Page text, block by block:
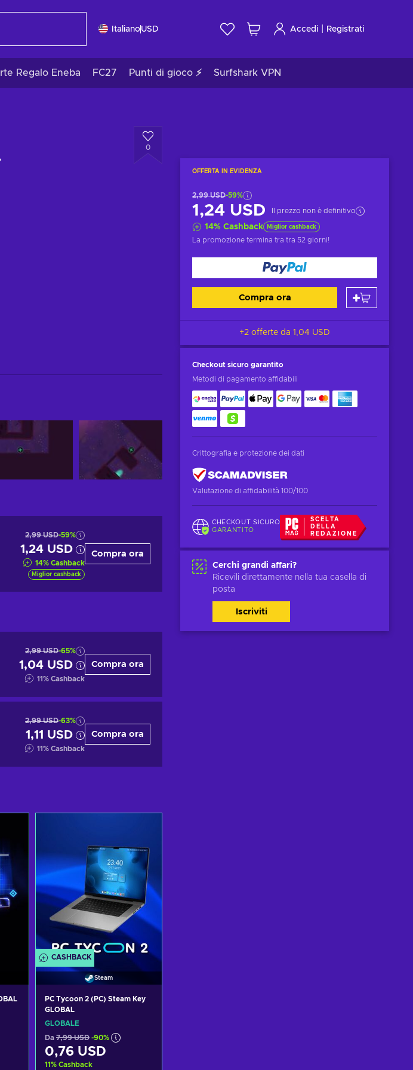
ItalianoUSD Accedi Registrati
Regalo Eneba FC27 Punti di gioco ⚡ Surfshark VPN
0
OFFERTA IN EVIDENZA
2,99 USD-59%
1,24 USD Il prezzo non è definitivo
14% Cashback Miglior cashback
La promozione termina tra tra 52 giorni!
Compra ora
+2 offerte da 1,04 USD
Checkout sicuro garantito
Metodi di pagamento affidabili
Crittografia e protezione dei dati
Valutazione di affidabilità 100/100
CHECKOUT SICURO
GARANTITO
SCELTA
DELLA
REDAZIONE
Cerchi grandi affari?
Ricevili direttamente nella tua casella di
posta
Iscriviti
2,99 USD-59%
1,24 USD
14% Cashback
Miglior cashback
Compra ora
2,99 USD-65%
1,04 USD
11% Cashback
Compra ora
2,99 USD-63%
1,11 USD
11% Cashback
Compra ora
CASHBACK
Steam
PC Tycoon 2 (PC) Steam Key
GLOBAL
GLOBALE
Da 7,99 USD -90%
0,76 USD
11% Cashback